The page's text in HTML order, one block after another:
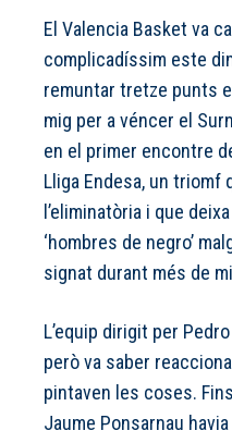
El Valencia Basket va
complicadíssim este
remuntar tretze punts
mig per a véncer el
en el primer encontre
Lliga Endesa, un triomf
l’eliminatòria i que
‘hombres de negro’
signat durant més de
L’equip dirigit per
però va saber
pintaven les coses.
Jaume Ponsarnau